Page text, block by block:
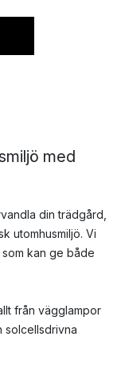
med
din trädgård,
utomhusmiljö. Vi
kan ge både
från vägglampor
solcellsdrivna